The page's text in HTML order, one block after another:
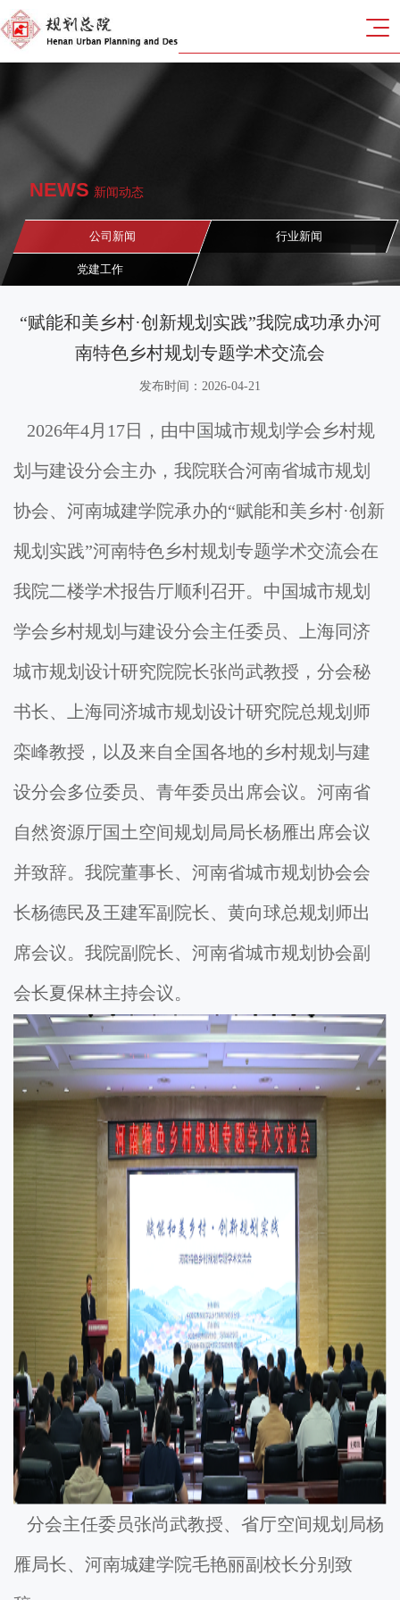
NEWS 新闻动态
公司新闻 行业新闻
党建工作
“赋能和美乡村·创新规划实践”我院成功承办河
南特色乡村规划专题学术交流会
发布时间：2026-04-21
2026年4月17日，由中国城市规划学会乡村规
划与建设分会主办，我院联合河南省城市规划
协会、河南城建学院承办的“赋能和美乡村·创新
规划实践”河南特色乡村规划专题学术交流会在
我院二楼学术报告厅顺利召开。中国城市规划
学会乡村规划与建设分会主任委员、上海同济
城市规划设计研究院院长张尚武教授，分会秘
书长、上海同济城市规划设计研究院总规划师
栾峰教授，以及来自全国各地的乡村规划与建
设分会多位委员、青年委员出席会议。河南省
自然资源厅国土空间规划局局长杨雁出席会议
并致辞。我院董事长、河南省城市规划协会会
长杨德民及王建军副院长、黄向球总规划师出
席会议。我院副院长、河南省城市规划协会副
会长夏保林主持会议。
分会主任委员张尚武教授、省厅空间规划局杨
雁局长、河南城建学院毛艳丽副校长分别致